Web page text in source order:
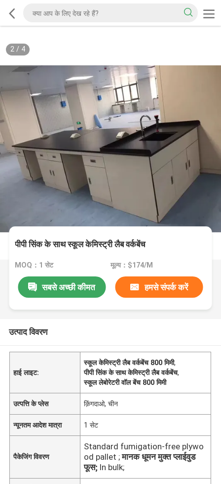
2/ 4
पीपी सिंक के साथ स्कूल केमिस्ट्री लैब वर्कबेंच
MOQ：1 सेट मूल्य：$174/M
सबसे अच्छी कीमत हमसे संपर्क करें
उत्पाद विवरण
हाई लाइट:
स्कूल केमिस्ट्री लैब वर्कबेंच 800 मिमी,
पीपी सिंक के साथ केमिस्ट्री लैब वर्कबेंच,
स्कूल लेबोरेटरी वॉल बेंच 800 मिमी
उत्पत्ति के प्लेस क़िंगदाओ, चीन
न्यूनतम आदेश मात्रा 1 सेट
पैकेजिंग विवरण
Standard fumigation-free plywo
od pallet ; मानक धूमन मुक्त प्लाईवुड
फूस; In bulk;